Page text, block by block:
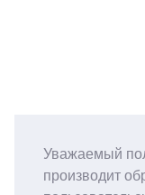
Уважаемый
производит